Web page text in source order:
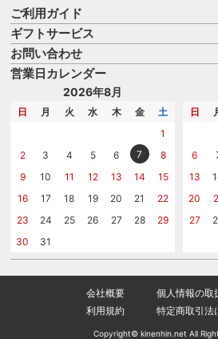
ご利用ガイド
お買い物ガイド
よくある質問
はじめての記念品選び
記念品工房の使い方
ギフトサービス
名入れについて
のし
メッセージカード
お問い合わせ
商品選びを相談する
名入れについて相談する
カタログを請求する
営業日カレンダー
2026年8月
日 月 火 水 木 金
土
1
2
3 4 5 6 7
8
9
10 11 12 13 14
15
16
17 18 19 20 21
22
23
24 25 26 27 28
29
30
31
日
6
13
20
27
会社概要
個人情報の取
利用規約
特定商取引法
Copyright© kinenhin.net All